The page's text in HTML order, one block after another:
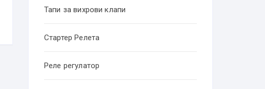
Тапи за вихрови клапи
Стартер Релета
Реле регулатор